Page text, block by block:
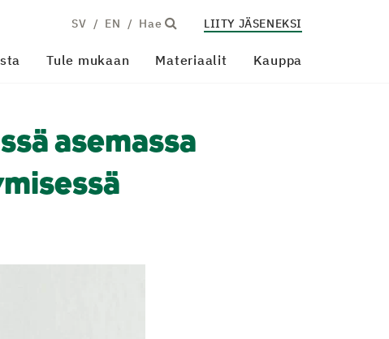
SV EN Hae LIITY JÄSENEKSI
Tule mukaan Materiaalit Kauppa
asemassa